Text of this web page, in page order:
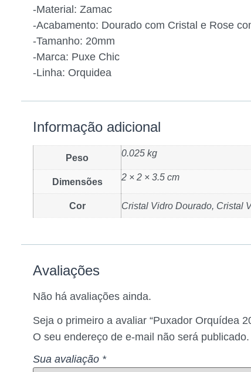
-Material: Zamac
-Acabamento: Dourado com Cristal e Rose
-Tamanho: 20mm
-Marca: Puxe Chic
-Linha: Orquidea
Informação adicional
Peso 0.025 kg
Dimensões 2 × 2 × 3.5 cm
Cor Cristal Vidro Dourado, Cristal
Avaliações
Não há avaliações ainda.
Seja o primeiro a avaliar “Puxador Orquídea
O seu endereço de e-mail não será publicado.
Sua avaliação *